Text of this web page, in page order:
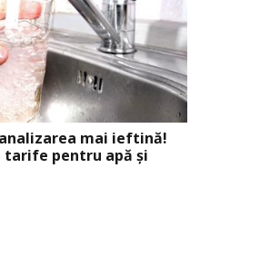
mai ieftină!
tarife pentru apă și